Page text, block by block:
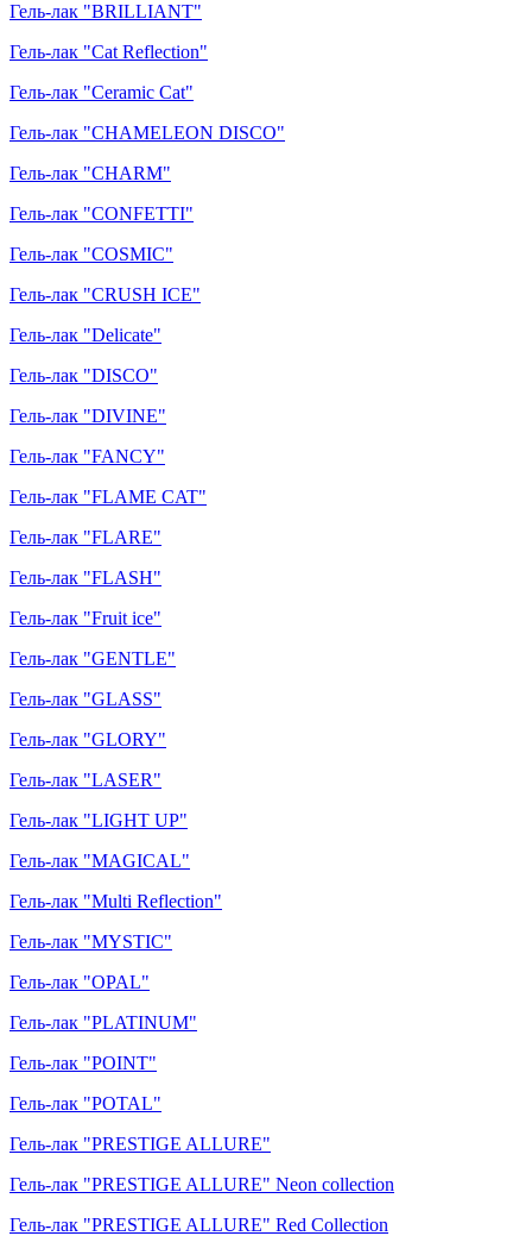
Гель-лак "BRILLIANT"
Гель-лак "Cat Reflection"
Гель-лак "Ceramic Cat"
Гель-лак "CHAMELEON DISCO"
Гель-лак "CHARM"
Гель-лак "CONFETTI"
Гель-лак "COSMIC"
Гель-лак "CRUSH ICE"
Гель-лак "Delicate"
Гель-лак "DISCO"
Гель-лак "DIVINE"
Гель-лак "FANCY"
Гель-лак "FLAME CAT"
Гель-лак "FLARE"
Гель-лак "FLASH"
Гель-лак "Fruit ice"
Гель-лак "GENTLE"
Гель-лак "GLASS"
Гель-лак "GLORY"
Гель-лак "LASER"
Гель-лак "LIGHT UP"
Гель-лак "MAGICAL"
Гель-лак "Multi Reflection"
Гель-лак "MYSTIC"
Гель-лак "OPAL"
Гель-лак "PLATINUM"
Гель-лак "POINT"
Гель-лак "POTAL"
Гель-лак "PRESTIGE ALLURE"
Гель-лак "PRESTIGE ALLURE" Neon collection
Гель-лак "PRESTIGE ALLURE" Red Collection